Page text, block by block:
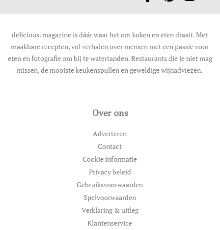
delicious. magazine is dáár waar het om koken en eten draait. Met
maakbare recepten, vol verhalen over mensen met een passie voor
eten en fotografie om bij te watertanden. Restaurants die je niet mag
missen, de mooiste keukenspullen en geweldige wijnadviezen.
Over ons
Adverteren
Contact
Cookie informatie
Privacy beleid
Gebruiksvoorwaarden
Spelvoorwaarden
Verklaring & uitleg
Klantenservice